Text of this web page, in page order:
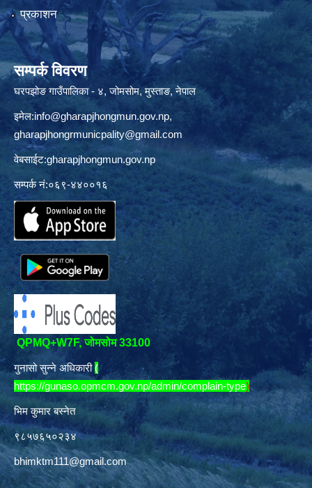
प्रकाशन
सम्पर्क विवरण
घरपझोङ गाउँपालिका - ४, जोमसोम, मुस्ताङ, नेपाल
इमेल:info@gharapjhongmun.gov.np,
gharapjhongrmunicpality@gmail.com
वेबसाईट:gharapjhongmun.gov.np
सम्पर्क नं:०६९-४४००१६
QPMQ+W7F, जोमसोम 33100
गुनासो सुन्ने अधिकारी (
https://gunaso.opmcm.gov.np/admin/complain-type)
भिम कुमार बस्नेत
९८५७६५०२३४
bhimktm111@gmail.com